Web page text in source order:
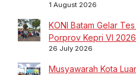
1 August 2026
KONI Batam Gelar
Porprov Kepri VI 2026
26 July 2026
Musyawarah Kota